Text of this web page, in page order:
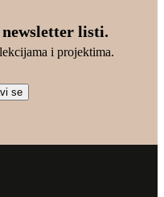
listi.
i projektima.
se